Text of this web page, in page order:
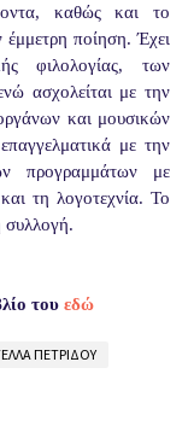
καθώς και το
ποίηση. Έχει
φιλολογίας, των
ασχολείται με την
και μουσικών
με την
προγραμμάτων με
τη λογοτεχνία. Το
συλλογή.
του εδώ
ΠΕΤΡΙΔΟΥ